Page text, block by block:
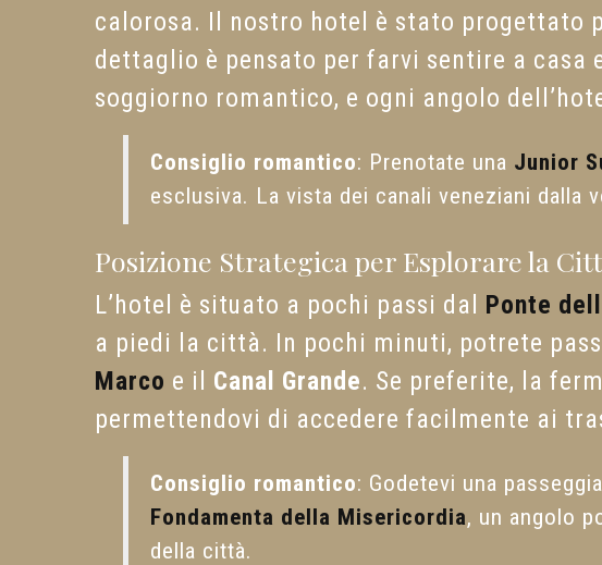
calorosa. Il nostro hotel è stato progettato
dettaglio è pensato per farvi sentire a casa
soggiorno romantico, e ogni angolo
Consiglio romantico: Prenotate una Junior
esclusiva. La vista dei canali veneziani dalla
Posizione Strategica per Esplorare la
L’hotel è situato a pochi passi dal Ponte
a piedi la città. In pochi minuti, potrete
Marco e il Canal Grande. Se preferite, la
permettendovi di accedere facilmente ai
Consiglio romantico: Godetevi una
Fondamenta della Misericordia, un angolo
della città.